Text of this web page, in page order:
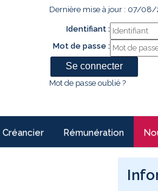
Dernière mise à jour : 07/
Identifiant :
Mot de passe :
Mot de passe oublié ?
Créancier Rémunération